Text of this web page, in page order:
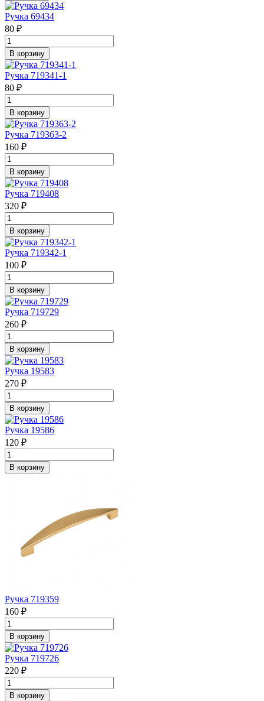
Ручка 69434
80 ₽
В корзину
Ручка 719341-1
80 ₽
В корзину
Ручка 719363-2
160 ₽
В корзину
Ручка 719408
320 ₽
В корзину
Ручка 719342-1
100 ₽
В корзину
Ручка 719729
260 ₽
В корзину
Ручка 19583
270 ₽
В корзину
Ручка 19586
120 ₽
В корзину
Ручка 719359
160 ₽
В корзину
Ручка 719726
220 ₽
В корзину